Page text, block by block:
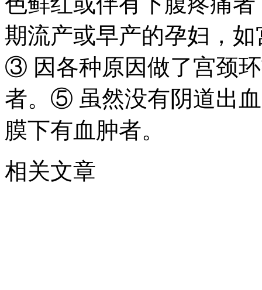
期流产或早产的孕妇，
③ 因各种原因做了宫颈
者。⑤ 虽然没有阴道出
膜下有血肿者。
相关文章